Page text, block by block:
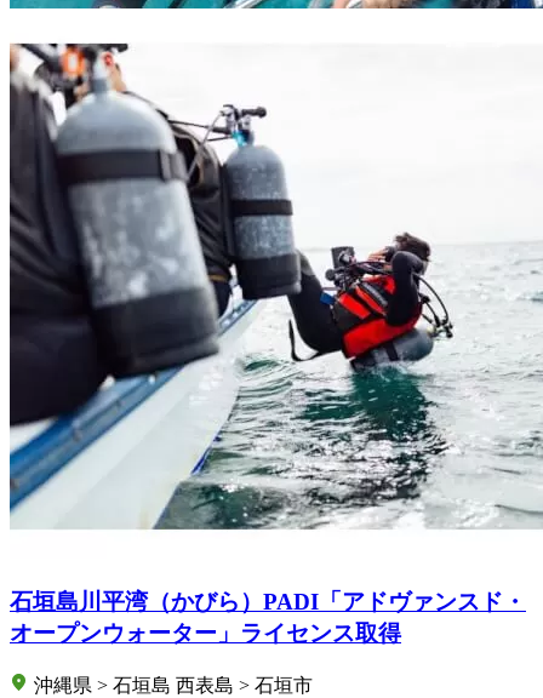
石垣島川平湾（かびら）PADI「アドヴァンスド・
オープンウォーター」ライセンス取得
沖縄県 > 石垣島 西表島 > 石垣市